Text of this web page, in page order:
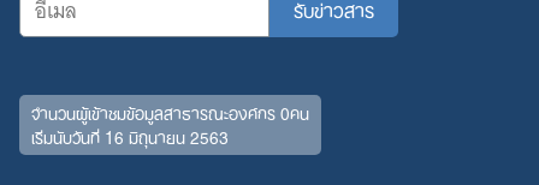
Search
จำนวนผู้เข้าชมข้อมูลสาธารณะองค์กร 0คน
เริ่มนับวันที่ 16 มิถุนายน 2563